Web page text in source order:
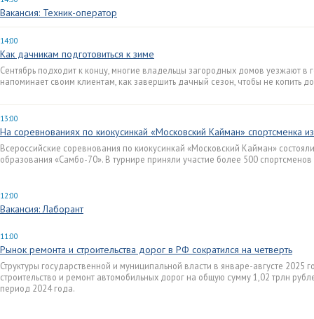
Вакансия: Техник-оператор
14:00
Как дачникам подготовиться к зиме
Сентябрь подходит к концу, многие владельцы загородных домов уезжают в
напоминает своим клиентам, как завершить дачный сезон, чтобы не копить
13:00
На соревнованиях по киокусинкай «Московский Кайман» спортсменка
Всероссийские соревнования по киокусинкай «Московский Кайман»
образования «Самбо-70». В турнире приняли участие более 500
12:00
Вакансия: Лаборант
11:00
Рынок ремонта и строительства дорог в РФ сократился на четверть
Структуры государственной и муниципальной власти в январе-августе 2025
строительство и ремонт автомобильных дорог на общую сумму 1,02 трлн
период 2024 года.